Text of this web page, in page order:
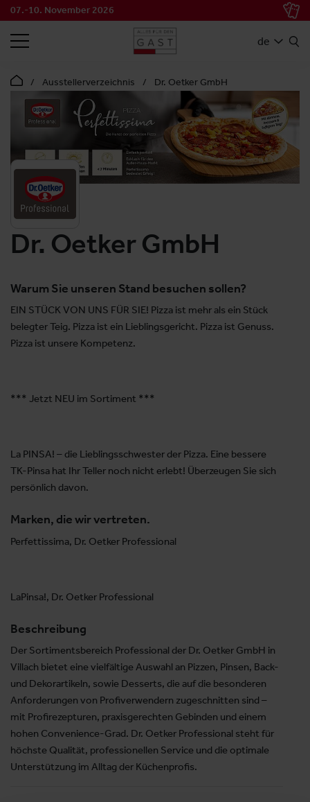
07.-10. November 2026
de
SUCHEN
Ausstellerverzeichnis Dr. Oetker GmbH
Dr. Oetker GmbH
Warum Sie unseren Stand besuchen sollen?
EIN STÜCK VON UNS FÜR SIE! Pizza ist mehr als ein Stück
belegter Teig. Pizza ist ein Lieblingsgericht. Pizza ist Genuss.
Pizza ist unsere Kompetenz.
*** Jetzt NEU im Sortiment ***
La PINSA! – die Lieblingsschwester der Pizza. Eine bessere
TK-Pinsa hat Ihr Teller noch nicht erlebt! Überzeugen Sie sich
persönlich davon.
Marken, die wir vertreten.
Perfettissima, Dr. Oetker Professional
LaPinsa!, Dr. Oetker Professional
Beschreibung
Der Sortimentsbereich Professional der Dr. Oetker GmbH in
Villach bietet eine vielfältige Auswahl an Pizzen, Pinsen, Back-
und Dekorartikeln, sowie Desserts, die auf die besonderen
Anforderungen von Profiverwendern zugeschnitten sind –
mit Profirezepturen, praxisgerechten Gebinden und einem
hohen Convenience-Grad. Dr. Oetker Professional steht für
höchste Qualität, professionellen Service und die optimale
Unterstützung im Alltag der Küchenprofis.